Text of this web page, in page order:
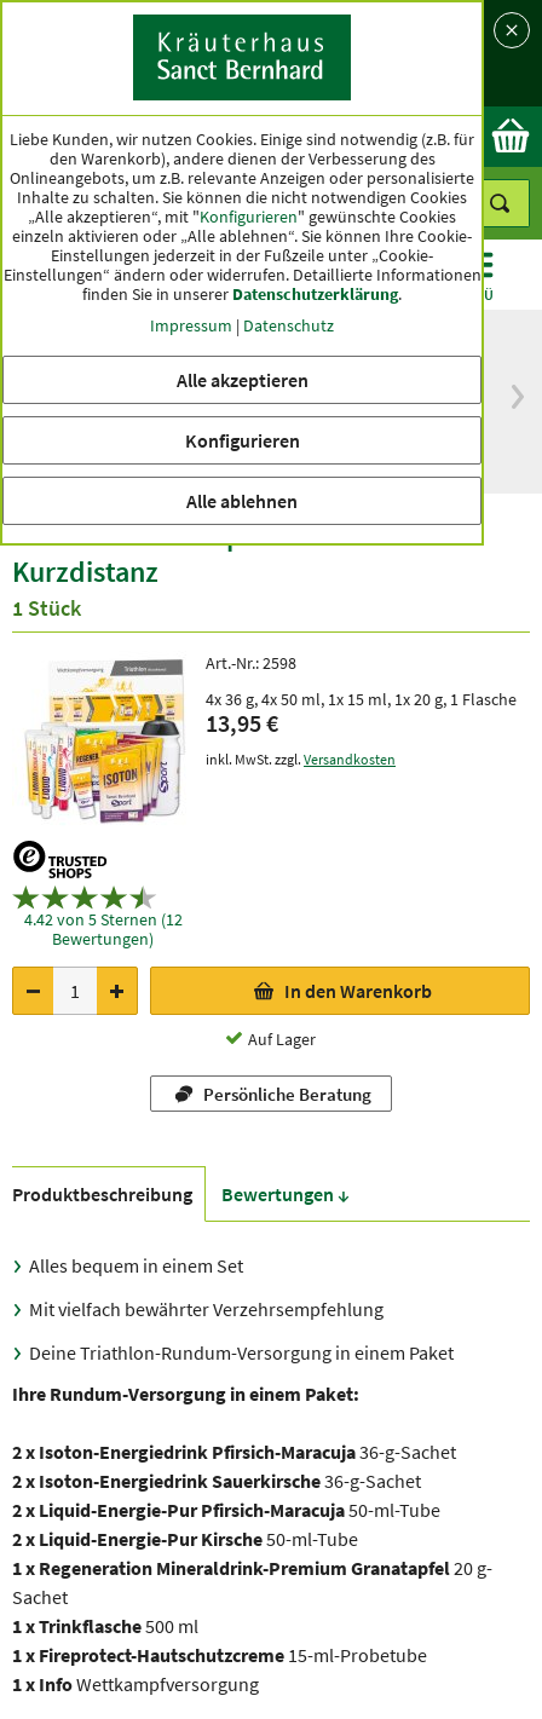
Land
Ok
KATEGORIEN ANGEBOTE TOPSELLER MENÜ
versandkostenfrei
innerhalb Deutschlands
Spitzenqualität seit
Sanct Bernhard Sport Triathlonset
Kurzdistanz
1 Stück
4.42 von 5 Sternen (12
Bewertungen)
Art.-Nr.:2598
4x 36 g, 4x 50 ml, 1x 15 ml, 1x 20 g, 1 Flasche
13,95 €
inkl. MwSt. zzgl. Versandkosten
In den Warenkorb
Auf Lager
Persönliche Beratung
Produkt­beschreibung Bewer­tungen ↓
Alles bequem in einem Set
Mit vielfach bewährter Verzehrsempfehlung
Deine Triathlon-Rundum-Versorgung in einem Paket
Ihre Rundum-Versorgung in einem Paket:
2 x Isoton-Energiedrink Pfirsich-Maracuja36-g-Sachet
2 x Isoton-Energiedrink Sauerkirsche36-g-Sachet
2 x Liquid-Energie-Pur Pfirsich-Maracuja50-ml-Tube
2 x Liquid-Energie-Pur Kirsche50-ml-Tube
1 x Regeneration Mineraldrink-Premium Granatapfel20 g-
Sachet
1 x Trinkflasche500 ml
1 x Fireprotect-Hautschutzcreme 15-ml-Probetube
1 x InfoWettkampfversorgung
Liebe Kunden, wir nutzen Cookies. Einige sind notwendig (z.B. für
den Warenkorb), andere dienen der Verbesserung des
Onlineangebots, um z.B. relevante Anzeigen oder personalisierte
Inhalte zu schalten. Sie können die nicht notwendigen Cookies
„Alle akzeptieren“, mit "Konfigurieren" gewünschte Cookies
einzeln aktivieren oder „Alle ablehnen“. Sie können Ihre Cookie-
Einstellungen jederzeit in der Fußzeile unter „Cookie-
Einstellungen“ ändern oder widerrufen. Detaillierte Informationen
finden Sie in unserer Datenschutzerklärung.
Impressum | Datenschutz
Alle akzeptieren
Konfigurieren
Alle ablehnen